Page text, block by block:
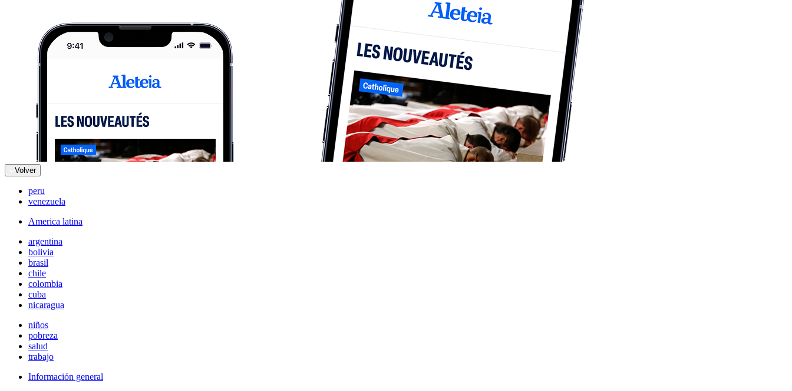
Volver
peru
venezuela
America latina
argentina
bolivia
brasil
chile
colombia
cuba
nicaragua
niños
pobreza
salud
trabajo
Información general